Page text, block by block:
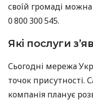
своїй громаді
0 800 300 545.
Які послуги
Сьогодні мережа
точок присутності.
компанія планує